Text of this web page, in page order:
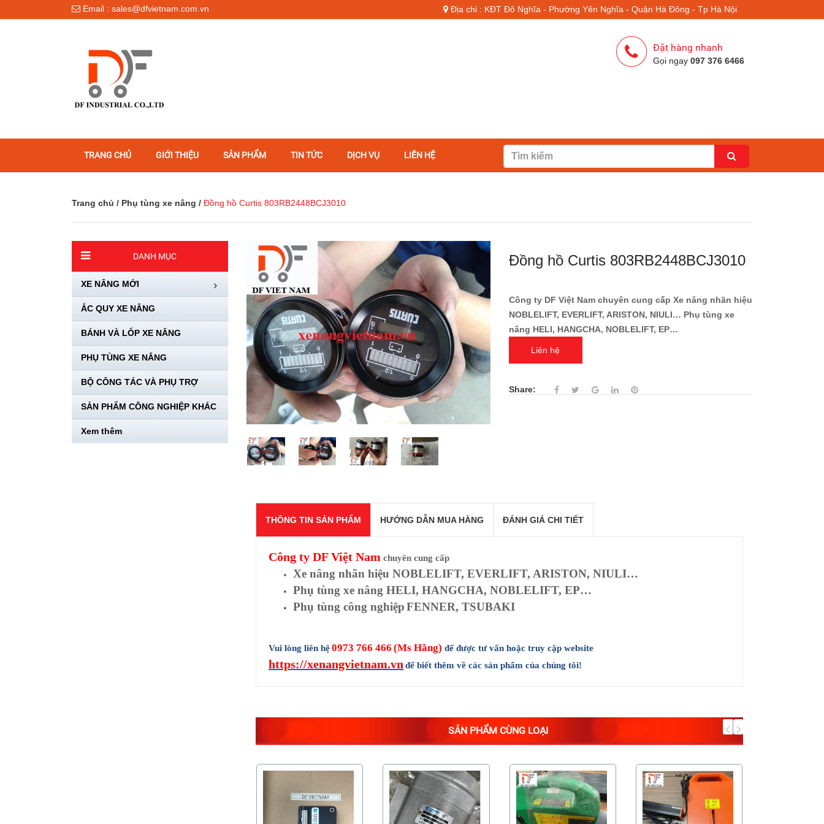
Email : sales@dfvietnam.com.vn Địa chỉ : KĐT Đô Nghĩa - Phường Yên Nghĩa - Quận Hà Đông - Tp Hà Nội
Đặt hàng nhanh
Gọi ngay 097 376 6466
TRANG CHỦ GIỚI THIỆU SẢN PHẨM TIN TỨC DỊCH VỤ LIÊN HỆ
Trang chủ / Phụ tùng xe nâng / Đồng hồ Curtis 803RB2448BCJ3010
DANH MỤC
XE NÂNG MỚI
ẮC QUY XE NÂNG
BÁNH VÀ LỐP XE NÂNG
PHỤ TÙNG XE NÂNG
BỘ CÔNG TÁC VÀ PHỤ TRỢ
SẢN PHẨM CÔNG NGHIỆP KHÁC
Xem thêm
Đồng hồ Curtis 803RB2448BCJ3010
Công ty DF Việt Nam chuyên cung cấp Xe nâng nhãn hiệu
NOBLELIFT, EVERLIFT, ARISTON, NIULI… Phụ tùng xe
nâng HELI, HANGCHA, NOBLELIFT, EP…
Liên hệ
Share:
THÔNG TIN SẢN PHẨM HƯỚNG DẪN MUA HÀNG ĐÁNH GIÁ CHI TIẾT
Công ty DF Việt Nam chuyên cung cấp
Xe nâng nhãn hiệu NOBLELIFT, EVERLIFT, ARISTON, NIULI…
Phụ tùng xe nâng HELI, HANGCHA, NOBLELIFT, EP…
Phụ tùng công nghiệpFENNER, TSUBAKI
Vui lòng liên hệ0973 766 466 (Ms Hằng) để được tư vấn hoặc truy cập website
https://xenangvietnam.vn để biết thêm về các sản phẩm của chúng tôi!
SẢN PHẨM CÙNG LOẠI